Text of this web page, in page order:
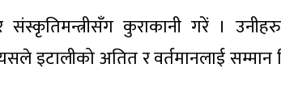
संस्कृतिमन्त्रीसँग कुराकानी गरें ।
इटालीको अतित र वर्तमानलाई सम्मान